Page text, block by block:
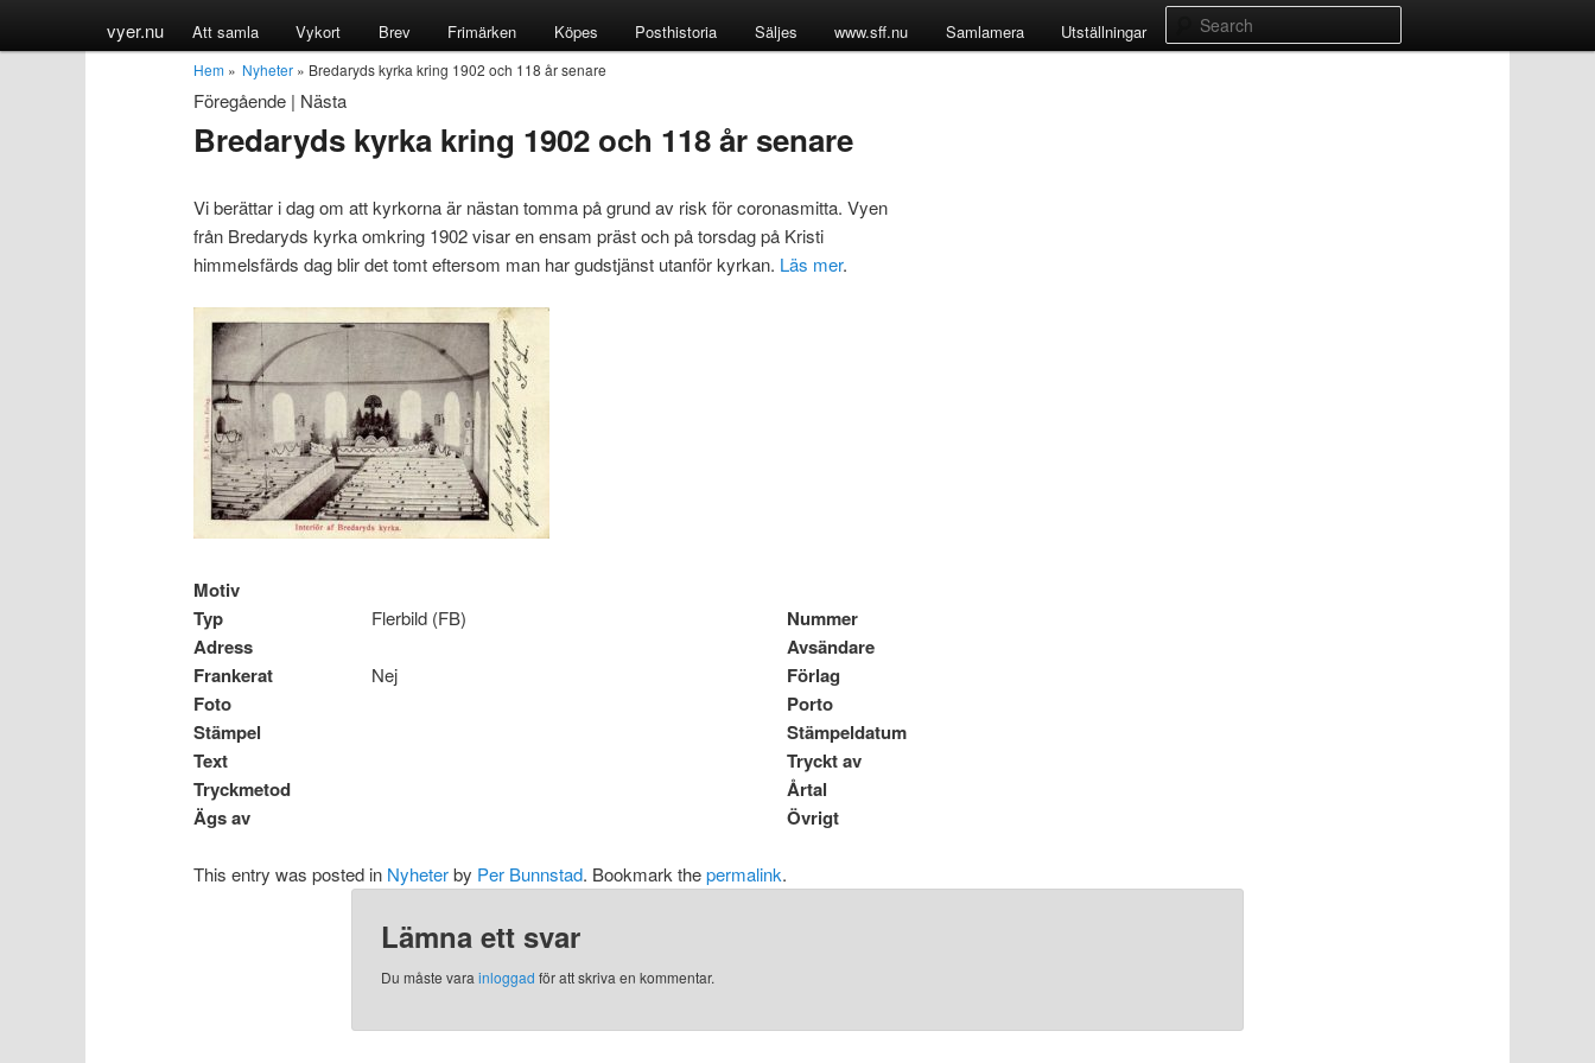
vyer.nu Att samla Vykort Brev Frimärken Köpes Posthistoria Säljes www.sff.nu Samlamera Utställningar Search
Hem » Nyheter » Bredaryds kyrka kring 1902 och 118 år senare
Föregående | Nästa
Bredaryds kyrka kring 1902 och 118 år senare
Vi berättar i dag om att kyrkorna är nästan tomma på grund av risk för coronasmitta. Vyen
från Bredaryds kyrka omkring 1902 visar en ensam präst och på torsdag på Kristi
himmelsfärds dag blir det tomt eftersom man har gudstjänst utanför kyrkan. Läs mer.
Motiv
Typ
Flerbild (FB)
Nummer
Adress
Avsändare
Frankerat
Nej
Förlag
Foto
Porto
Stämpel
Stämpeldatum
Text
Tryckt av
Tryckmetod
Årtal
Ägs av
Övrigt
This entry was posted in Nyheterby Per Bunnstad. Bookmark thepermalink.
Lämna ett svar
Du måste varainloggad för att skriva en kommentar.